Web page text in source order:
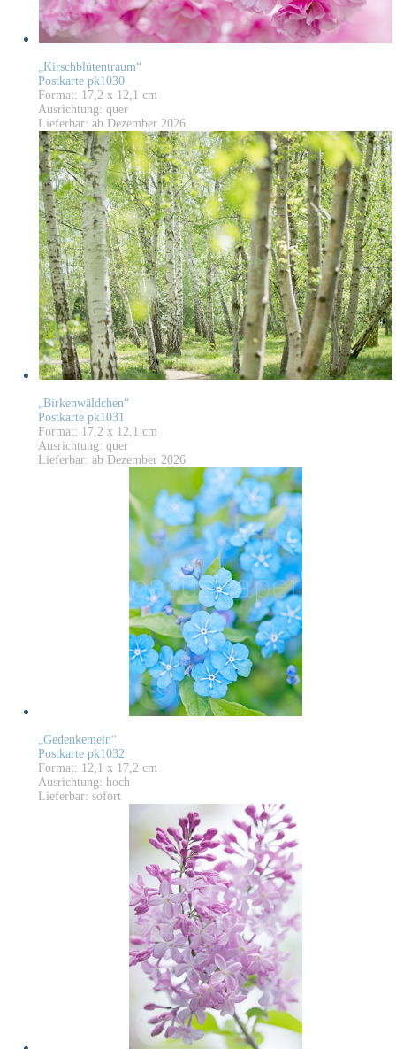
„Kirschblütentraum“
Postkarte pk1030
Format: 17,2 x 12,1 cm
Ausrichtung: quer
Lieferbar: ab Dezember 2026
„Birkenwäldchen“
Postkarte pk1031
Format: 17,2 x 12,1 cm
Ausrichtung: quer
Lieferbar: ab Dezember 2026
„Gedenkemein“
Postkarte pk1032
Format: 12,1 x 17,2 cm
Ausrichtung: hoch
Lieferbar: sofort